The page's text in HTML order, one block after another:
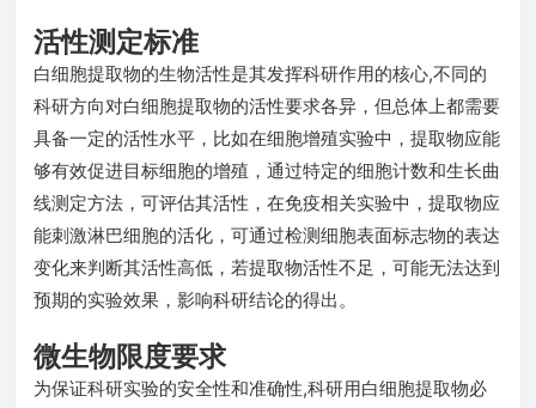
活性测定标准
白细胞提取物的生物活性是其发挥科研作用的核心,不同的
科研方向对白细胞提取物的活性要求各异，但总体上都需要
具备一定的活性水平，比如在细胞增殖实验中，提取物应能
够有效促进目标细胞的增殖，通过特定的细胞计数和生长曲
线测定方法，可评估其活性，在免疫相关实验中，提取物应
能刺激淋巴细胞的活化，可通过检测细胞表面标志物的表达
变化来判断其活性高低，若提取物活性不足，可能无法达到
预期的实验效果，影响科研结论的得出。
微生物限度要求
为保证科研实验的安全性和准确性,科研用白细胞提取物必